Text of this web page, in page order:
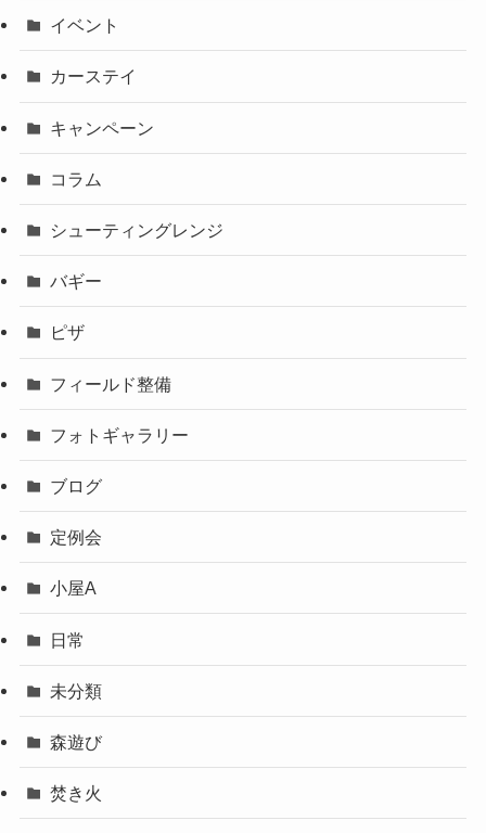
イベント
カーステイ
キャンペーン
コラム
シューティングレンジ
バギー
ピザ
フィールド整備
フォトギャラリー
ブログ
定例会
小屋A
日常
未分類
森遊び
焚き火